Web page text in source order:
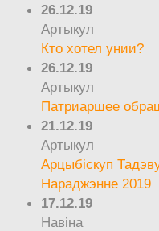
26.12.19
Артыкул
Кто хотел унии?
26.12.19
Артыкул
Патриаршее
21.12.19
Артыкул
Арцыбіскуп
Нараджэнне 2019
17.12.19
Навіна